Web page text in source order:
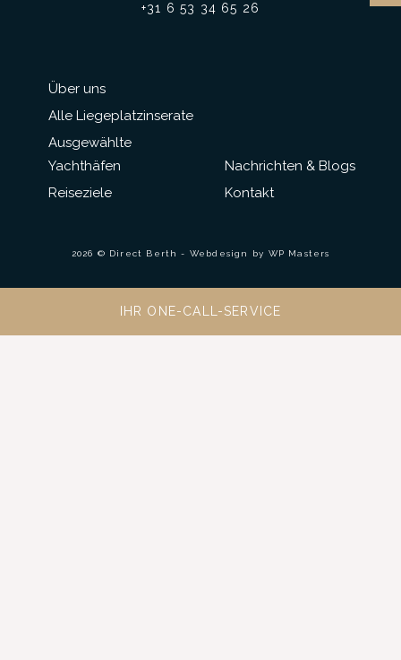
Über uns
Alle Liegeplatzinserate
Ausgewählte
Yachthäfen
Reiseziele
+31 6 53 34 65 26
Nachrichten & Blogs
Kontakt
2026 © Direct Berth - Webdesign by WP Masters
IHR ONE-CALL-SERVICE